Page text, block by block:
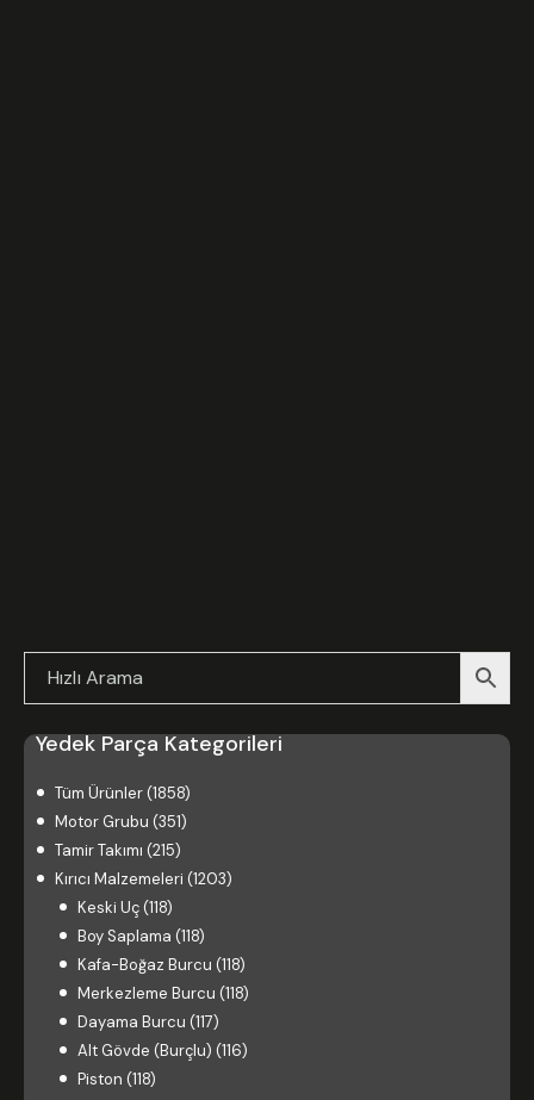
Yedek Parça Kategorileri
Tüm Ürünler (1858)
Motor Grubu (351)
Tamir Takımı (215)
Kırıcı Malzemeleri (1203)
Keski Uç(118)
Boy Saplama (118)
Kafa-Boğaz Burcu (118)
Merkezleme Burcu (118)
Dayama Burcu (117)
Alt Gövde (Burçlu) (116)
Piston (118)